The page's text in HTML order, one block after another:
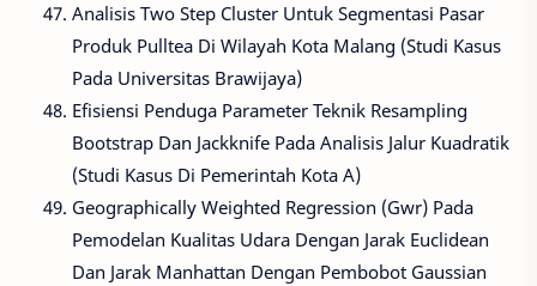
Analisis Two Step Cluster Untuk Segmentasi Pasar
Produk Pulltea Di Wilayah Kota Malang (Studi Kasus
Pada Universitas Brawijaya)
Efisiensi Penduga Parameter Teknik Resampling
Bootstrap Dan Jackknife Pada Analisis Jalur Kuadratik
(Studi Kasus Di Pemerintah Kota A)
Geographically Weighted Regression (Gwr) Pada
Pemodelan Kualitas Udara Dengan Jarak Euclidean
Dan Jarak Manhattan Dengan Pembobot Gaussian